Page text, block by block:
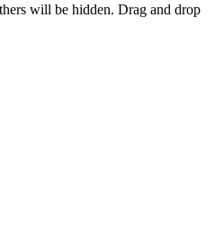
will be hidden. Drag and drop